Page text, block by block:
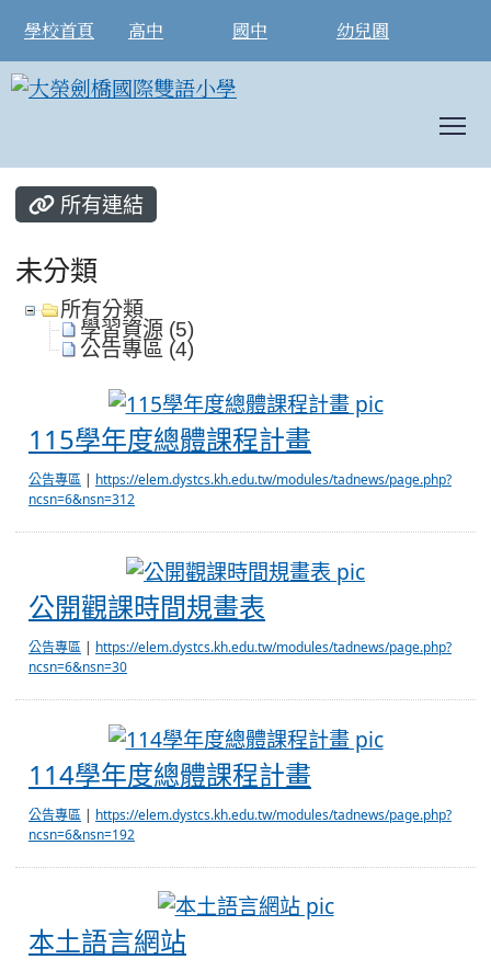
學校首頁 高中 國中 幼兒園
所有連結
未分類
所有分類
學習資源 (5)
公告專區 (4)
115學年度
115學年度總體課程計畫
公告專區 | https://elem.dystcs.kh.edu.tw/modules/tadnews/page.php?
ncsn=6&nsn=312
公開觀課時
公開觀課時間規畫表
公告專區 | https://elem.dystcs.kh.edu.tw/modules/tadnews/page.php?
ncsn=6&nsn=30
114學年度
114學年度總體課程計畫
公告專區 | https://elem.dystcs.kh.edu.tw/modules/tadnews/page.php?
ncsn=6&nsn=192
本土語言網站
本土語言網站